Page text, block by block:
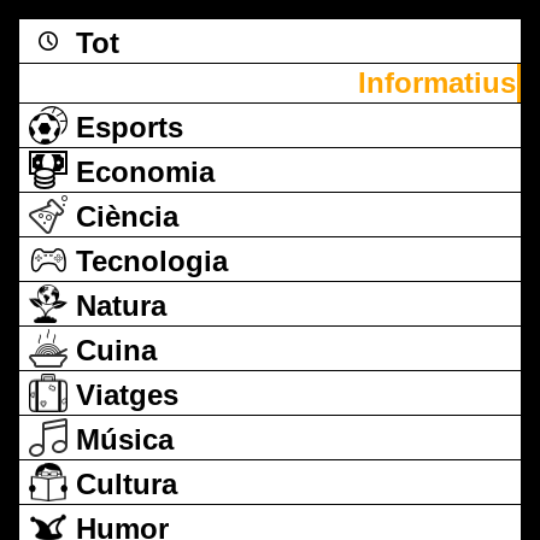
Tot
Informatius
Esports
Economia
Ciència
Tecnologia
Natura
Cuina
Viatges
Música
Cultura
Humor